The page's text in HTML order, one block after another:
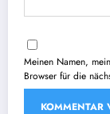
Meinen Namen,
Browser für die